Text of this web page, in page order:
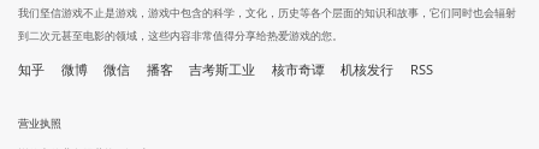
我们坚信游戏不止是游戏，游戏中包含的科学，文化，历史等各个层面的知识和故事，它们同时也会辐射
到二次元甚至电影的领域，这些内容非常值得分享给热爱游戏的您。
知乎 微博 微信 播客 吉考斯工业 核市奇谭 机核发行 RSS
营业执照